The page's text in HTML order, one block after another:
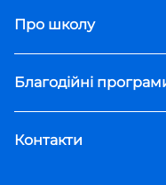
Про школу
Благодійні
Контакти